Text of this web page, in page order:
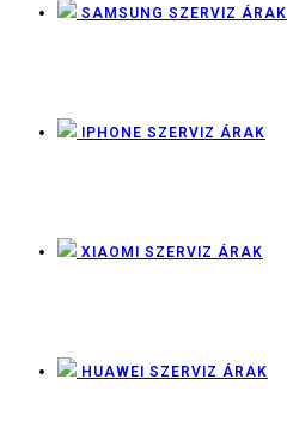
SAMSUNG SZERVIZ ÁRAK
IPHONE SZERVIZ ÁRAK
XIAOMI SZERVIZ ÁRAK
HUAWEI SZERVIZ ÁRAK